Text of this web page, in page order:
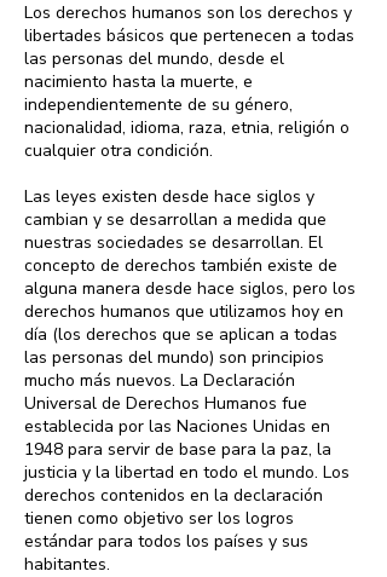
Los derechos humanos son los derechos y
libertades básicos que pertenecen a todas
las personas del mundo, desde el
nacimiento hasta la muerte, e
independientemente de su género,
nacionalidad, idioma, raza, etnia, religión o
cualquier otra condición.
Las leyes existen desde hace siglos y
cambian y se desarrollan a medida que
nuestras sociedades se desarrollan. El
concepto de derechos también existe de
alguna manera desde hace siglos, pero los
derechos humanos que utilizamos hoy en
día (los derechos que se aplican a todas
las personas del mundo) son principios
mucho más nuevos. La Declaración
Universal de Derechos Humanos fue
establecida por las Naciones Unidas en
1948 para servir de base para la paz, la
justicia y la libertad en todo el mundo. Los
derechos contenidos en la declaración
tienen como objetivo ser los logros
estándar para todos los países y sus
habitantes.